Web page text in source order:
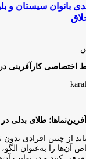
سهم ۵۵ درصدی بانوان
اختصاصی کارآفرینی
طلای بدلی
از چنین افرادی
آ‌ن‌ها را به‌عنوان